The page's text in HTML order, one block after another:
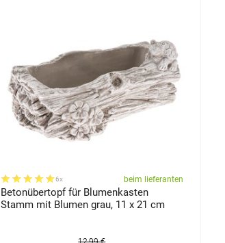
6x beim lieferanten
Betonübertopf für Blumenkasten
Stamm mit Blumen grau, 11 x 21 cm